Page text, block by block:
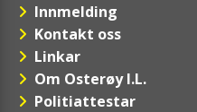
Innmelding
Kontakt oss
Linkar
Om Osterøy I.L.
Politiattestar